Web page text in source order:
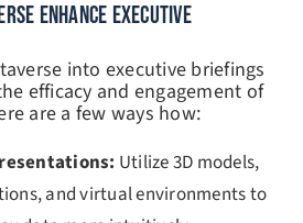
ENHANCE EXECUTIVE
into executive briefings
efficacy and engagement of
are a few ways how:
Utilize 3D models,
and virtual environments to